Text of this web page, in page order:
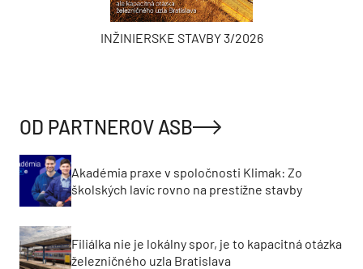
INŽINIERSKE STAVBY 3/2026
OD PARTNEROV ASB
Akadémia praxe v spoločnosti Klimak: Zo
školských lavíc rovno na prestížne stavby
Filiálka nie je lokálny spor, je to kapacitná otázka
železničného uzla Bratislava